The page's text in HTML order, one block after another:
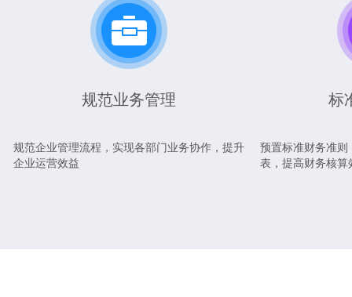
规范业务管理
规范企业管理流程，实现各部门业务协作，提升
企业运营效益
标
预置标准财务准则
表，提高财务核算